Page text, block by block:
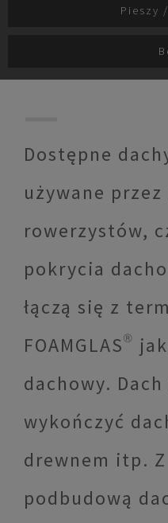
Pieszy
Dostępne
używane
rowerzystów,
pokrycia
łączą się z
FOAMGLAS®
dachowy. Dach
wykończyć
drewnem itp. Z
podbudową